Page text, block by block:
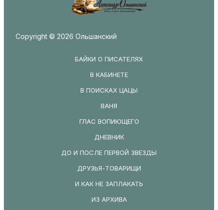
Copyright © 2026 Ольшанский
БАЙКИ О ПИСАТЕЛЯХ
В КАБИНЕТЕ
В ПОИСКАХ ЦАЦЫ
ВАНЯ
ГЛАС ВОПИЮЩЕГО
ДНЕВНИК
ДО И ПОСЛЕ ПЕРВОЙ ЗВЕЗДЫ
ДРУЗЬЯ-ТОВАРИЩИ
И КАК НЕ ЗАПЛАКАТЬ
ИЗ АРХИВА